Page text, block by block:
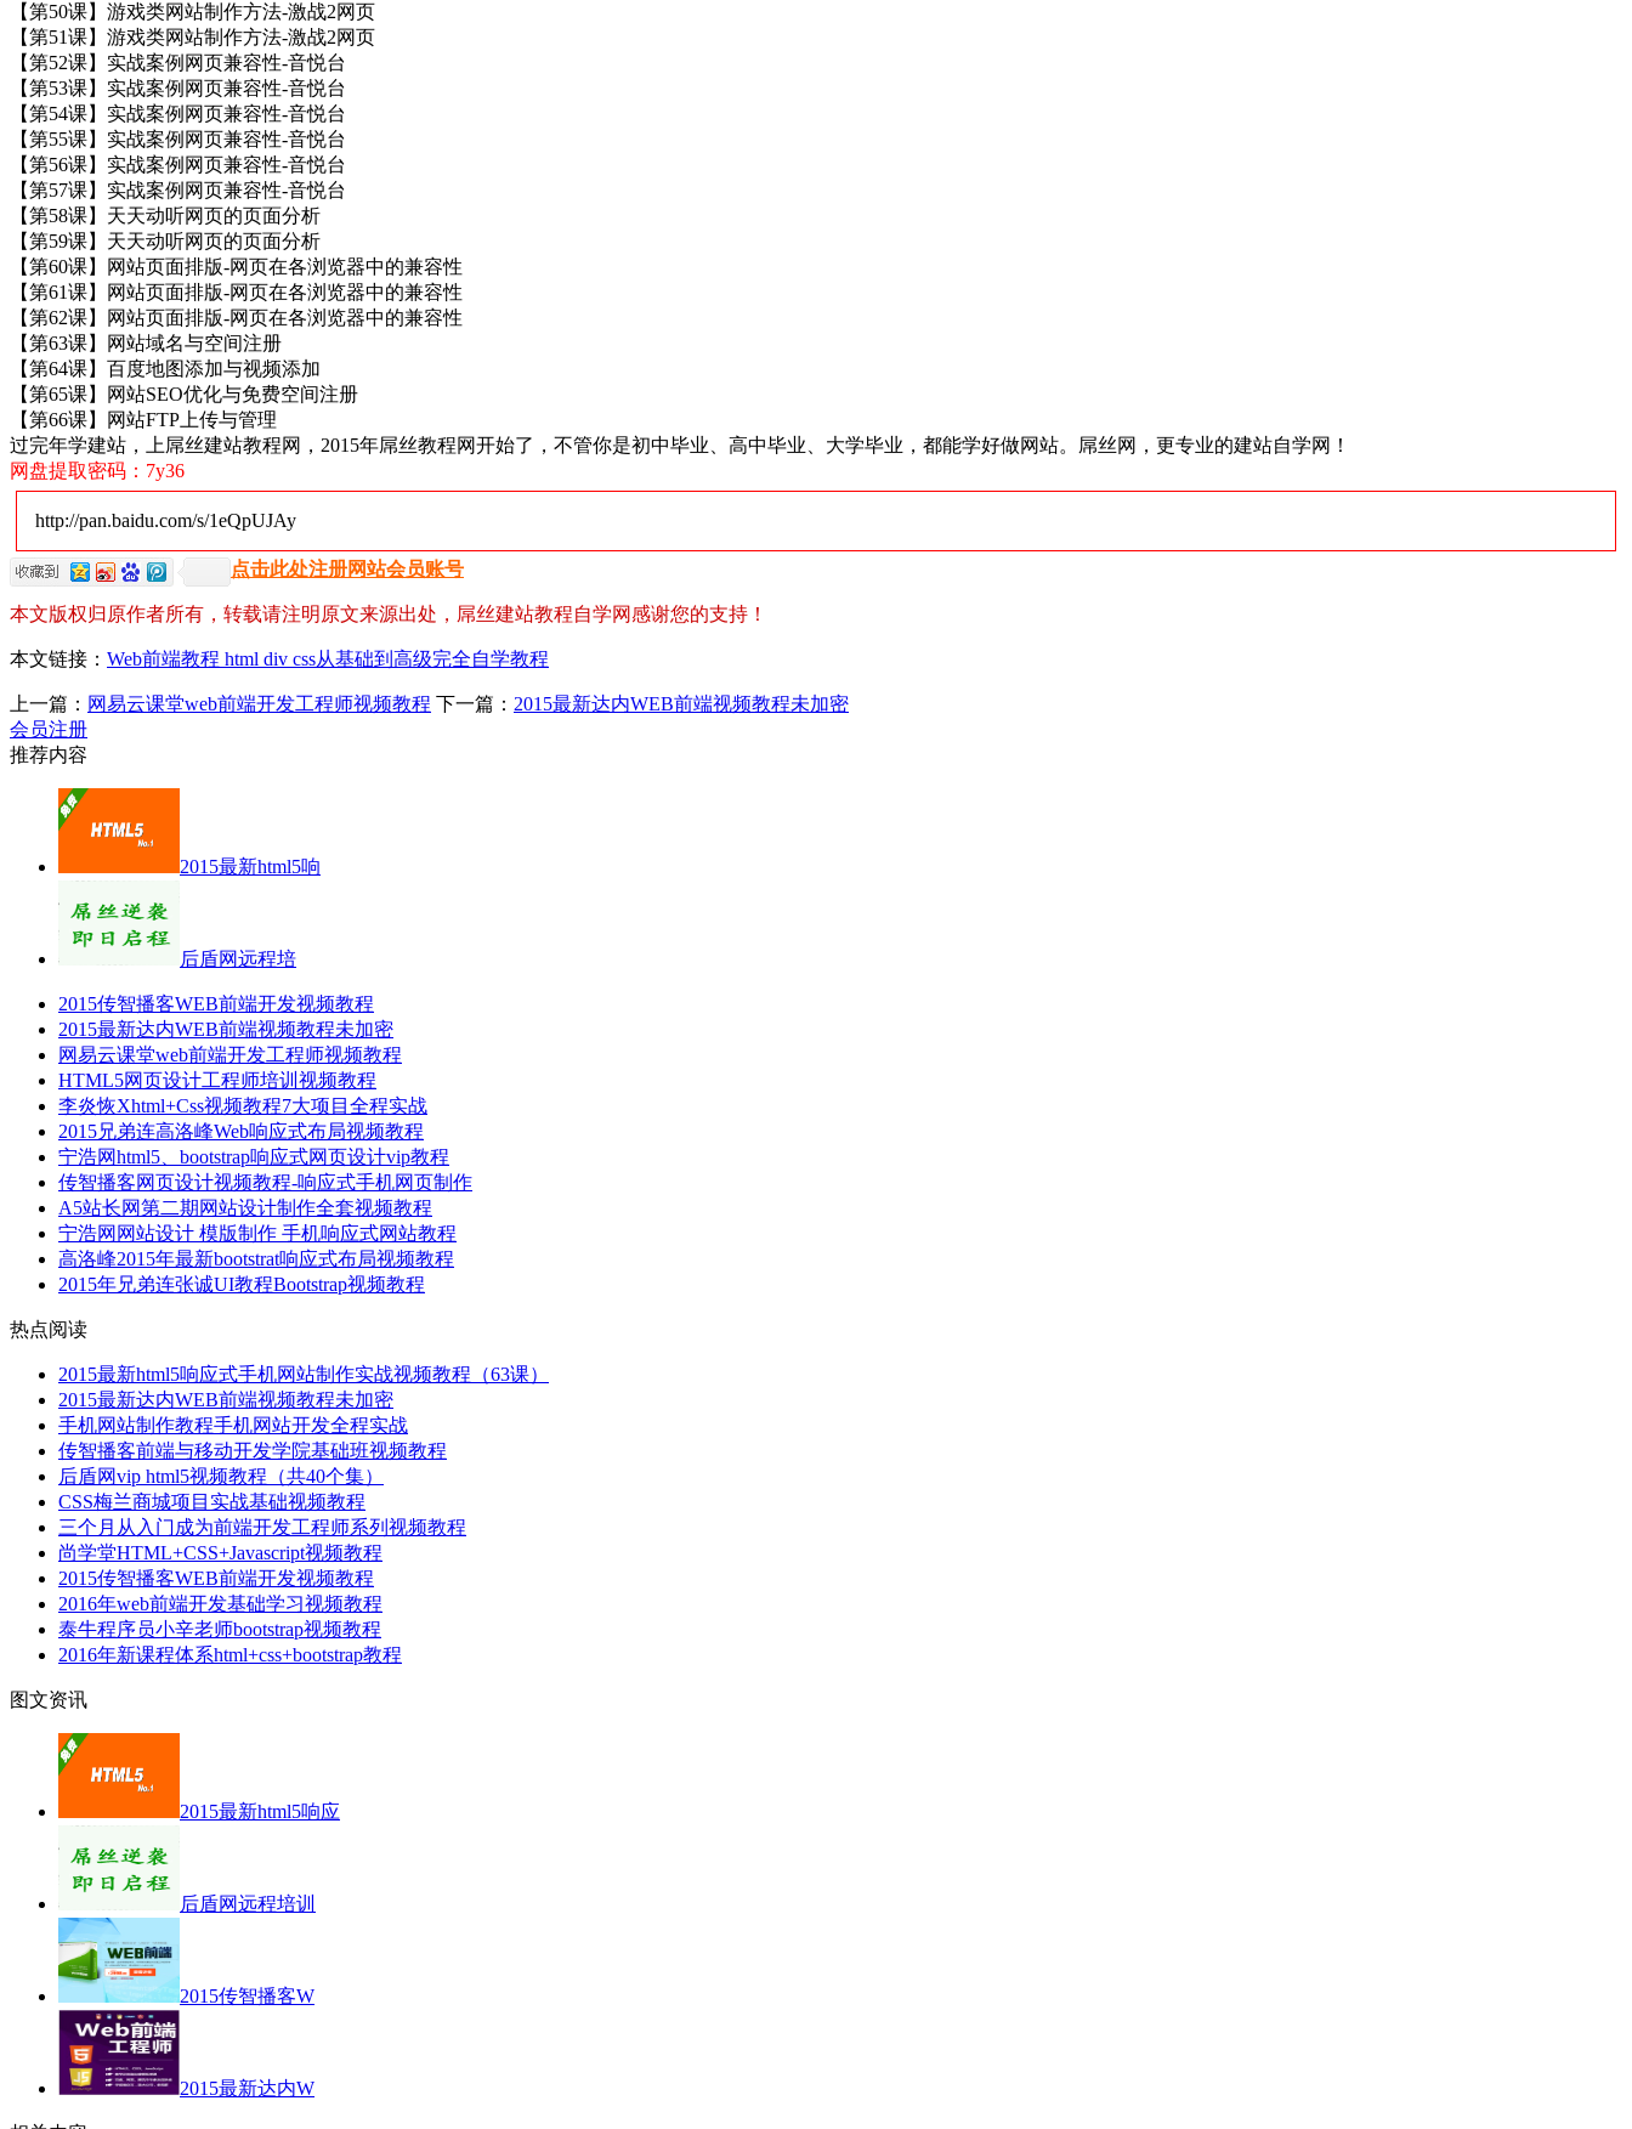
【第50课】游戏类网站制作方法-激战2网页
【第51课】游戏类网站制作方法-激战2网页
【第52课】实战案例网页兼容性-音悦台
【第53课】实战案例网页兼容性-音悦台
【第54课】实战案例网页兼容性-音悦台
【第55课】实战案例网页兼容性-音悦台
【第56课】实战案例网页兼容性-音悦台
【第57课】实战案例网页兼容性-音悦台
【第58课】天天动听网页的页面分析
【第59课】天天动听网页的页面分析
【第60课】网站页面排版-网页在各浏览器中的兼容性
【第61课】网站页面排版-网页在各浏览器中的兼容性
【第62课】网站页面排版-网页在各浏览器中的兼容性
【第63课】网站域名与空间注册
【第64课】百度地图添加与视频添加
【第65课】网站SEO优化与免费空间注册
【第66课】网站FTP上传与管理
过完年学建站，上屌丝建站教程网，2015年屌丝教程网开始了，不管你是初中毕业、高中毕业、大学毕业，都能学好做网站。屌丝网，更专业的建站自学网！
网盘提取密码：7y36
http://pan.baidu.com/s/1eQpUJAy
点击此处注册网站会员账号
本文版权归原作者所有，转载请注明原文来源出处，屌丝建站教程自学网感谢您的支持！
本文链接： Web前端教程 html div css从基础到高级完全自学教程
上一篇： 网易云课堂web前端开发工程师视频教程 下一篇： 2015最新达内WEB前端视频教程未加密
会员注册
推荐内容
2015最新html5响
后盾网远程培
2015传智播客WEB前端开发视频教程
2015最新达内WEB前端视频教程未加密
网易云课堂web前端开发工程师视频教程
HTML5网页设计工程师培训视频教程
李炎恢Xhtml+Css视频教程7大项目全程实战
2015兄弟连高洛峰Web响应式布局视频教程
宁浩网html5、bootstrap响应式网页设计vip教程
传智播客网页设计视频教程-响应式手机网页制作
A5站长网第二期网站设计制作全套视频教程
宁浩网网站设计 模版制作 手机响应式网站教程
高洛峰2015年最新bootstrat响应式布局视频教程
2015年兄弟连张诚UI教程Bootstrap视频教程
热点阅读
2015最新html5响应式手机网站制作实战视频教程（63课）
2015最新达内WEB前端视频教程未加密
手机网站制作教程手机网站开发全程实战
传智播客前端与移动开发学院基础班视频教程
后盾网vip html5视频教程（共40个集）
CSS梅兰商城项目实战基础视频教程
三个月从入门成为前端开发工程师系列视频教程
尚学堂HTML+CSS+Javascript视频教程
2015传智播客WEB前端开发视频教程
2016年web前端开发基础学习视频教程
泰牛程序员小辛老师bootstrap视频教程
2016年新课程体系html+css+bootstrap教程
图文资讯
2015最新html5响应
后盾网远程培训
2015传智播客W
2015最新达内W